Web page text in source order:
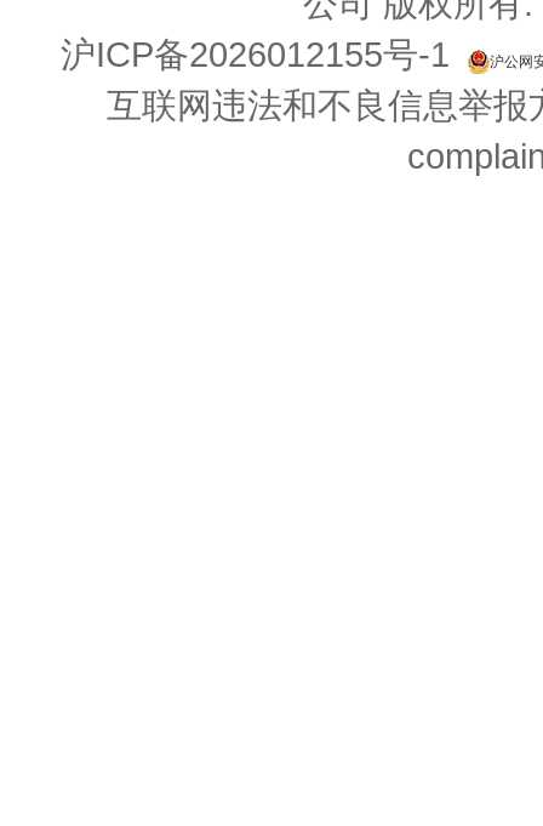
沪ICP备2026012155号-1
沪公网
互联网违法和不良信息举